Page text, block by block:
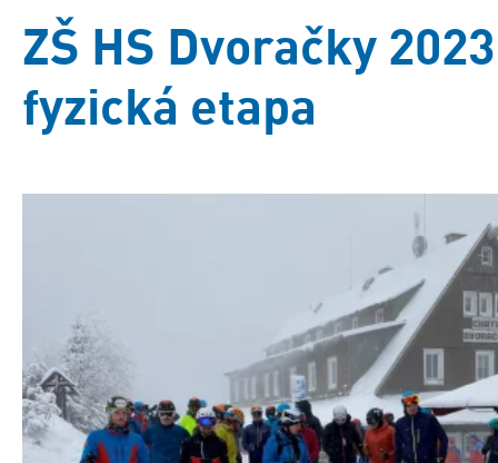
ZŠ HS Dvoračky
fyzická etapa